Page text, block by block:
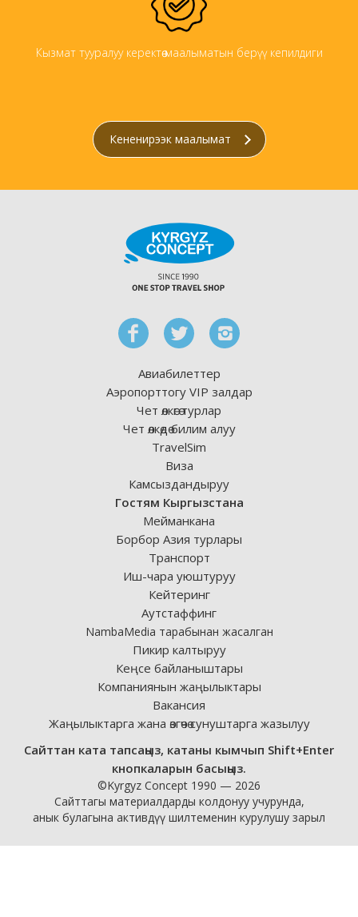
Кызмат тууралуу керектөө маалыматын берүү кепилдиги
Кененирээк маалымат
Авиабилеттер
Аэропорттогу VIP залдар
Чет өлкөгө турлар
Чет өлкөдө билим алуу
TravelSim
Виза
Камсыздандыруу
Гостям Кыргызстана
Мейманкана
Борбор Азия турлары
Транспорт
Иш-чара уюштуруу
Кейтеринг
Аутстаффинг
NambaMedia тарабынан жасалган
Пикир калтыруу
Кеңсе байланыштары
Компаниянын жаңылыктары
Вакансия
Жаңылыктарга жана өзгөчө сунуштарга жазылуу
Сайттан ката тапсаңыз, катаны кымчып Shift+Enter
кнопкаларын басыңыз.
©Kyrgyz Concept 1990 — 2026
Сайттагы материалдарды колдонуу учурунда,
анык булагына активдүү шилтеменин курулушу зарыл